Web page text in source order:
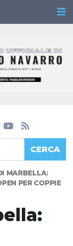
CERCA
MARBELLA:
PER COPPIE